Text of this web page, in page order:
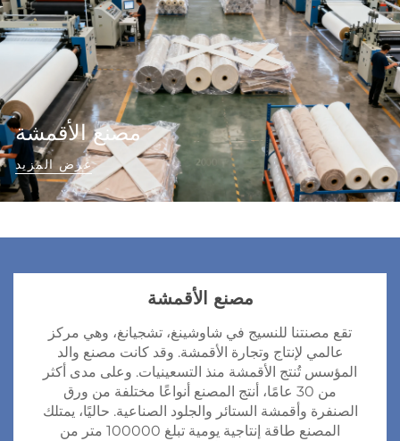
مصنع الأقمشة
عرض المزيد
مصنع الأقمشة
تقع مصنتنا للنسيج في شاوشينغ، تشجيانغ، وهي مركز
عالمي لإنتاج وتجارة الأقمشة. وقد كانت مصنع والد
المؤسس تُنتج الأقمشة منذ التسعينيات. وعلى مدى أكثر
من 30 عامًا، أنتج المصنع أنواعًا مختلفة من ورق
الصنفرة وأقمشة الستائر والجلود الصناعية. حاليًا، يمتلك
المصنع طاقة إنتاجية يومية تبلغ 100000 متر من